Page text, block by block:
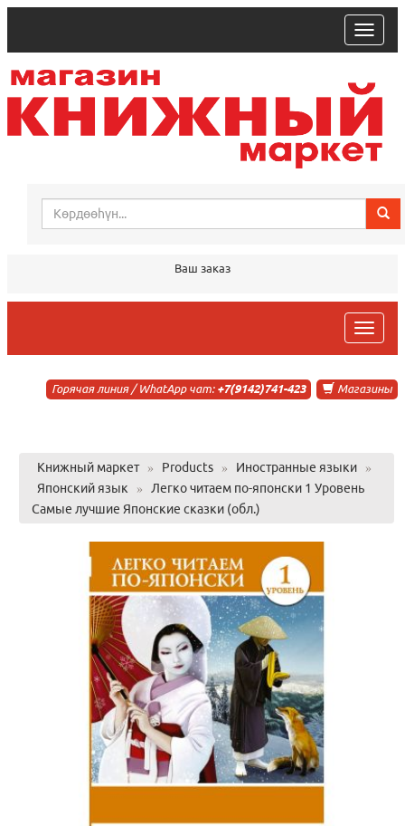
trk
Ваш заказ
trk
Магазины
Горячая линия / WhatApp чат: +7(9142)741-423
Книжный маркет » Products » Иностранные языки
»
Японский язык
»
Легко читаем по-японски 1 Уровень
Самые лучшие Японские сказки (обл.)